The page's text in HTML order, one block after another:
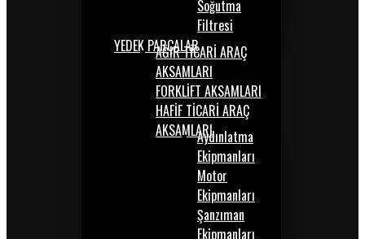
Soğutma
Filtresi
YEDEK PARÇALARAĞIR TİCARİ ARAÇ
AKSAMLARI
FORKLİFT AKSAMLARI
HAFİF TİCARİ ARAÇ
AKSAMLARIAydınlatma
Ekipmanları
Motor
Ekipmanları
Şanzıman
Ekipmanları